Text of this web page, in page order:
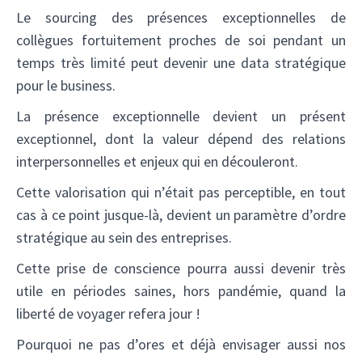
Le sourcing des présences exceptionnelles de
collègues fortuitement proches de soi pendant un
temps très limité peut devenir une data stratégique
pour le business.
La présence exceptionnelle devient un présent
exceptionnel, dont la valeur dépend des relations
interpersonnelles et enjeux qui en découleront.
Cette valorisation qui n’était pas perceptible, en tout
cas à ce point jusque-là, devient un paramètre d’ordre
stratégique au sein des entreprises.
Cette prise de conscience pourra aussi devenir très
utile en périodes saines, hors pandémie, quand la
liberté de voyager refera jour !
Pourquoi ne pas d’ores et déjà envisager aussi nos